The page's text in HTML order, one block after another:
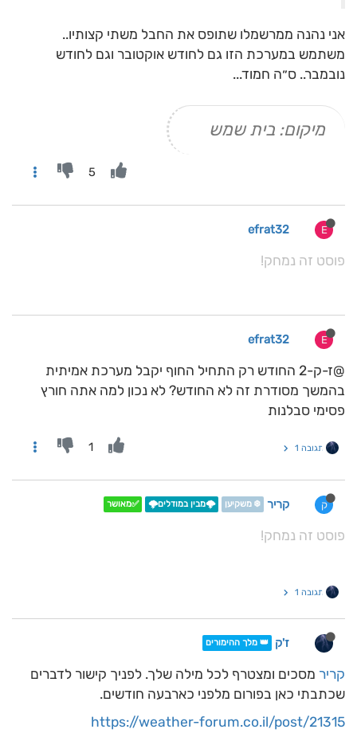
אני נהנה ממרשמלו שתופס את החבל משתי קצותיו..
משתמש במערכת הזו גם לחודש אוקטובר וגם לחודש
נובמבר.. ס״ה חמוד...
מיקום: בית שמש
5
E
efrat32
פוסט זה נמחק!
E
efrat32
@ז-ק-2 החודש רק התחיל החוף יקבל מערכת אמיתית
בהמשך מסודרת זה לא החודש? לא נכון למה אתה חורץ
פסימי סבלנות
תגובה 1 1
ק קריר ❄️ משקיען 🌩️מבין במודלים🌩️ ✅מאושר
פוסט זה נמחק!
תגובה 1
ז'ק 👑 מלך ההימורים
קריר מסכים ומצטרף לכל מילה שלך. לפניך קישור לדברים
שכתבתי כאן בפורום מלפני כארבעה חודשים.
https://weather-forum.co.il/post/21315